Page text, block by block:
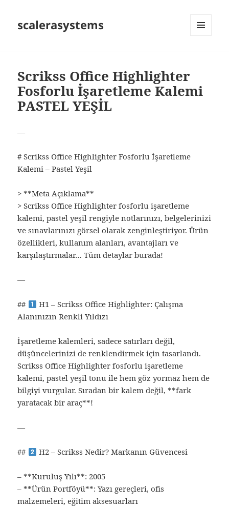
scalerasystems
Scrikss Office Highlighter
Fosforlu İşaretleme Kalemi
PASTEL YEŞİL
—
# Scrikss Office Highlighter Fosforlu İşaretleme
Kalemi – Pastel Yeşil
> **Meta Açıklama**
> Scrikss Office Highlighter fosforlu işaretleme
kalemi, pastel yeşil rengiyle notlarınızı, belgelerinizi
ve sınavlarınızı görsel olarak zenginleştiriyor. Ürün
özellikleri, kullanım alanları, avantajları ve
karşılaştırmalar… Tüm detaylar burada!
—
##
H1 – Scrikss Office Highlighter: Çalışma
Alanınızın Renkli Yıldızı
İşaretleme kalemleri, sadece satırları değil,
düşüncelerinizi de renklendirmek için tasarlandı.
Scrikss Office Highlighter fosforlu işaretleme
kalemi, pastel yeşil tonu ile hem göz yormaz hem de
bilgiyi vurgular. Sıradan bir kalem değil, **fark
yaratacak bir araç**!
—
## H2 – Scrikss Nedir? Markanın Güvencesi
– **Kuruluş Yılı**: 2005
– **Ürün Portföyü**: Yazı gereçleri, ofis
malzemeleri, eğitim aksesuarları